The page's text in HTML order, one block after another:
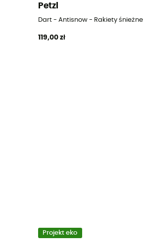
Petzl
Dart - Antisnow - Rakiety śnieżne
119,00 zł
Projekt eko